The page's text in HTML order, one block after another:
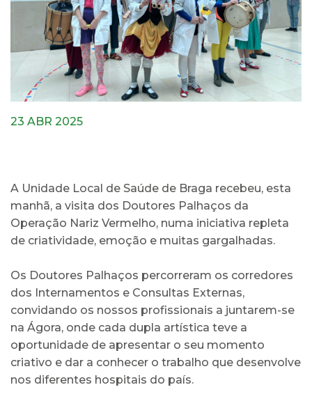
23 ABR 2025
A Unidade Local de Saúde de Braga recebeu, esta
manhã, a visita dos Doutores Palhaços da
Operação Nariz Vermelho, numa iniciativa repleta
de criatividade, emoção e muitas gargalhadas.
Os Doutores Palhaços percorreram os corredores
dos Internamentos e Consultas Externas,
convidando os nossos profissionais a juntarem-se
na Ágora, onde cada dupla artística teve a
oportunidade de apresentar o seu momento
criativo e dar a conhecer o trabalho que desenvolve
nos diferentes hospitais do país.